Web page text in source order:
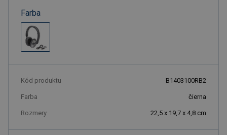
Farba
Kód produktu B1403100RB2
Farba čierna
Rozmery 22,5 x 19,7 x 4,8 cm